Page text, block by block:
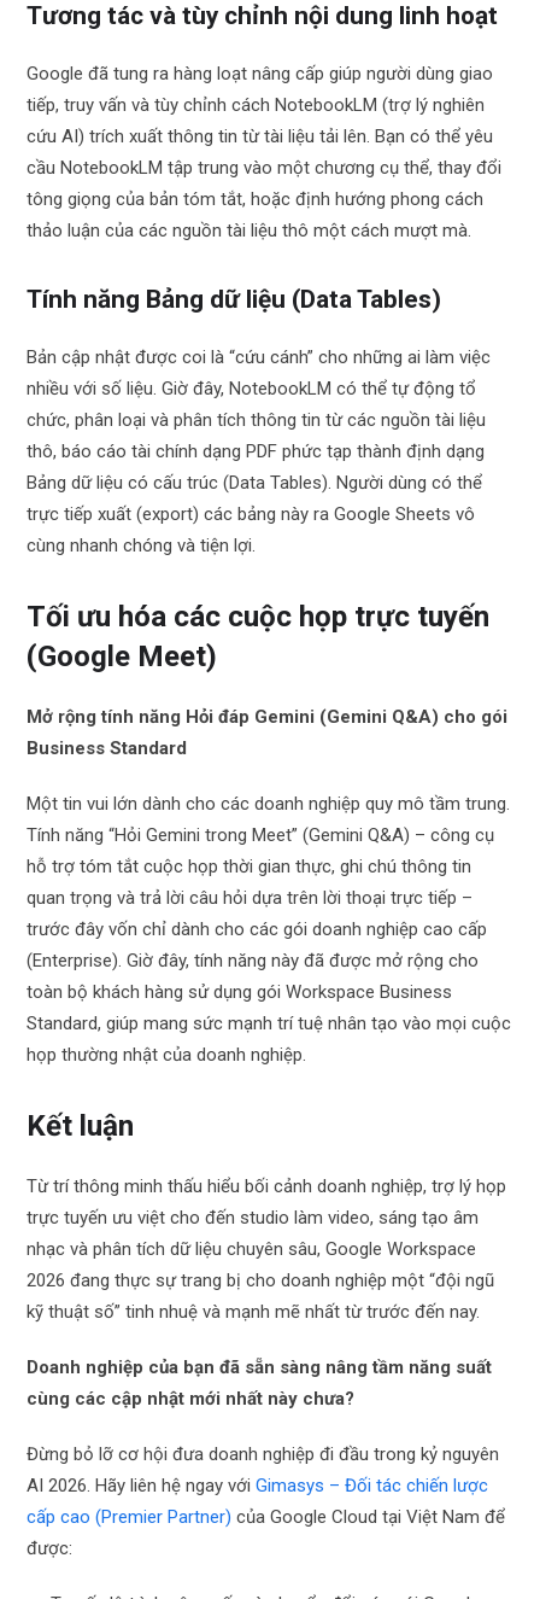
Tương tác và tùy chỉnh nội dung linh hoạt
Google đã tung ra hàng loạt nâng cấp giúp người dùng giao
tiếp, truy vấn và tùy chỉnh cách NotebookLM (trợ lý nghiên
cứu AI) trích xuất thông tin từ tài liệu tải lên. Bạn có thể yêu
cầu NotebookLM tập trung vào một chương cụ thể, thay đổi
tông giọng của bản tóm tắt, hoặc định hướng phong cách
thảo luận của các nguồn tài liệu thô một cách mượt mà.
Tính năng Bảng dữ liệu (Data Tables)
Bản cập nhật được coi là “cứu cánh” cho những ai làm việc
nhiều với số liệu. Giờ đây, NotebookLM có thể tự động tổ
chức, phân loại và phân tích thông tin từ các nguồn tài liệu
thô, báo cáo tài chính dạng PDF phức tạp thành định dạng
Bảng dữ liệu có cấu trúc (Data Tables). Người dùng có thể
trực tiếp xuất (export) các bảng này ra Google Sheets vô
cùng nhanh chóng và tiện lợi.
Tối ưu hóa các cuộc họp trực tuyến
(Google Meet)
Mở rộng tính năng Hỏi đáp Gemini (Gemini Q&A) cho gói
Business Standard
Một tin vui lớn dành cho các doanh nghiệp quy mô tầm trung.
Tính năng “Hỏi Gemini trong Meet” (Gemini Q&A) – công cụ
hỗ trợ tóm tắt cuộc họp thời gian thực, ghi chú thông tin
quan trọng và trả lời câu hỏi dựa trên lời thoại trực tiếp –
trước đây vốn chỉ dành cho các gói doanh nghiệp cao cấp
(Enterprise). Giờ đây, tính năng này đã được mở rộng cho
toàn bộ khách hàng sử dụng gói Workspace Business
Standard, giúp mang sức mạnh trí tuệ nhân tạo vào mọi cuộc
họp thường nhật của doanh nghiệp.
Kết luận
Từ trí thông minh thấu hiểu bối cảnh doanh nghiệp, trợ lý họp
trực tuyến ưu việt cho đến studio làm video, sáng tạo âm
nhạc và phân tích dữ liệu chuyên sâu, Google Workspace
2026 đang thực sự trang bị cho doanh nghiệp một “đội ngũ
kỹ thuật số” tinh nhuệ và mạnh mẽ nhất từ trước đến nay.
Doanh nghiệp của bạn đã sẵn sàng nâng tầm năng suất
cùng các cập nhật mới nhất này chưa?
Đừng bỏ lỡ cơ hội đưa doanh nghiệp đi đầu trong kỷ nguyên
AI 2026. Hãy liên hệ ngay vớiGimasys – Đối tác chiến lược
cấp cao (Premier Partner) của Google Cloud tại Việt Nam để
được: